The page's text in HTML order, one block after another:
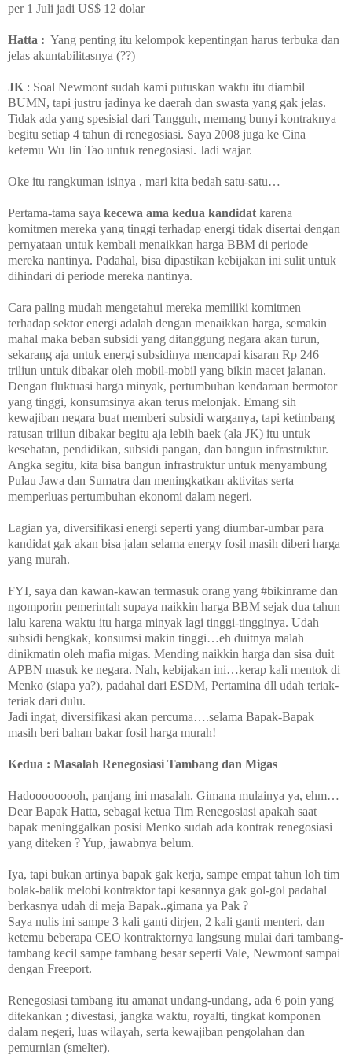
per 1 Juli jadi US$ 12 dolar
Hatta : Yang penting itu kelompok kepentingan harus terbuka dan
jelas akuntabilitasnya (??)
JK : Soal Newmont sudah kami putuskan waktu itu diambil
BUMN, tapi justru jadinya ke daerah dan swasta yang gak jelas.
Tidak ada yang spesisial dari Tangguh, memang bunyi kontraknya
begitu setiap 4 tahun di renegosiasi. Saya 2008 juga ke Cina
ketemu Wu Jin Tao untuk renegosiasi. Jadi wajar.
Oke itu rangkuman isinya , mari kita bedah satu-satu…
Pertama-tama saya kecewa ama kedua kandidat karena
komitmen mereka yang tinggi terhadap energi tidak disertai dengan
pernyataan untuk kembali menaikkan harga BBM di periode
mereka nantinya. Padahal, bisa dipastikan kebijakan ini sulit untuk
dihindari di periode mereka nantinya.
Cara paling mudah mengetahui mereka memiliki komitmen
terhadap sektor energi adalah dengan menaikkan harga, semakin
mahal maka beban subsidi yang ditanggung negara akan turun,
sekarang aja untuk energi subsidinya mencapai kisaran Rp 246
triliun untuk dibakar oleh mobil-mobil yang bikin macet jalanan.
Dengan fluktuasi harga minyak, pertumbuhan kendaraan bermotor
yang tinggi, konsumsinya akan terus melonjak. Emang sih
kewajiban negara buat memberi subsidi warganya, tapi ketimbang
ratusan triliun dibakar begitu aja lebih baek (ala JK) itu untuk
kesehatan, pendidikan, subsidi pangan, dan bangun infrastruktur.
Angka segitu, kita bisa bangun infrastruktur untuk menyambung
Pulau Jawa dan Sumatra dan meningkatkan aktivitas serta
memperluas pertumbuhan ekonomi dalam negeri.
Lagian ya, diversifikasi energi seperti yang diumbar-umbar para
kandidat gak akan bisa jalan selama energy fosil masih diberi harga
yang murah.
FYI, saya dan kawan-kawan termasuk orang yang #bikinrame dan
ngomporin pemerintah supaya naikkin harga BBM sejak dua tahun
lalu karena waktu itu harga minyak lagi tinggi-tingginya. Udah
subsidi bengkak, konsumsi makin tinggi…eh duitnya malah
dinikmatin oleh mafia migas. Mending naikkin harga dan sisa duit
APBN masuk ke negara. Nah, kebijakan ini…kerap kali mentok di
Menko (siapa ya?), padahal dari ESDM, Pertamina dll udah teriak-
teriak dari dulu.
Jadi ingat, diversifikasi akan percuma….selama Bapak-Bapak
masih beri bahan bakar fosil harga murah!
Kedua : Masalah Renegosiasi Tambang dan Migas
Hadooooooooh, panjang ini masalah. Gimana mulainya ya, ehm…
Dear Bapak Hatta, sebagai ketua Tim Renegosiasi apakah saat
bapak meninggalkan posisi Menko sudah ada kontrak renegosiasi
yang diteken ? Yup, jawabnya belum.
Iya, tapi bukan artinya bapak gak kerja, sampe empat tahun loh tim
bolak-balik melobi kontraktor tapi kesannya gak gol-gol padahal
berkasnya udah di meja Bapak..gimana ya Pak ?
Saya nulis ini sampe 3 kali ganti dirjen, 2 kali ganti menteri, dan
ketemu beberapa CEO kontraktornya langsung mulai dari tambang-
tambang kecil sampe tambang besar seperti Vale, Newmont sampai
dengan Freeport.
Renegosiasi tambang itu amanat undang-undang, ada 6 poin yang
ditekankan ; divestasi, jangka waktu, royalti, tingkat komponen
dalam negeri, luas wilayah, serta kewajiban pengolahan dan
pemurnian (smelter).